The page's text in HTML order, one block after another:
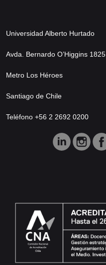
Universidad Alberto Hurtado
Avda. Bernardo O’Higgins 1825
Metro Los Héroes
Santiago de Chile
Teléfono +56 2 2692 0200